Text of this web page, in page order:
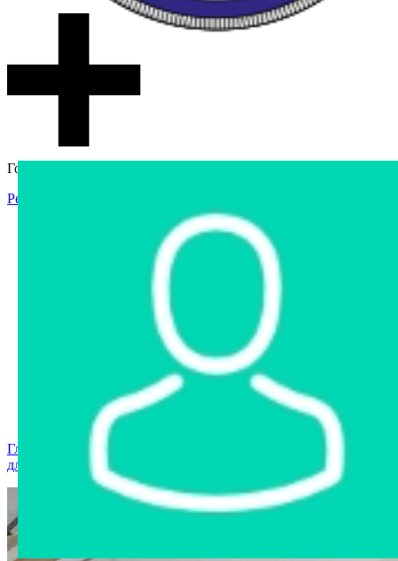
Гостевой доступ
Регистрация
Интернет-магазин
Интернет-витрина
Арестованное имущество
Реестр несостоявшихся торгов
Реестр переоценок
Государственное имущество
Главная страница
для авто
навигатор